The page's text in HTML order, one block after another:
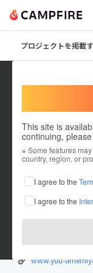
プロジェクトを掲載
This site is
continuing,
※ Some features
country, region, or
I agree to the
I agree to the
これまでに17回支
在住国：日本 現在地
出身国：日本 出身地
Ozone合同会社 代表/
www.yuu-